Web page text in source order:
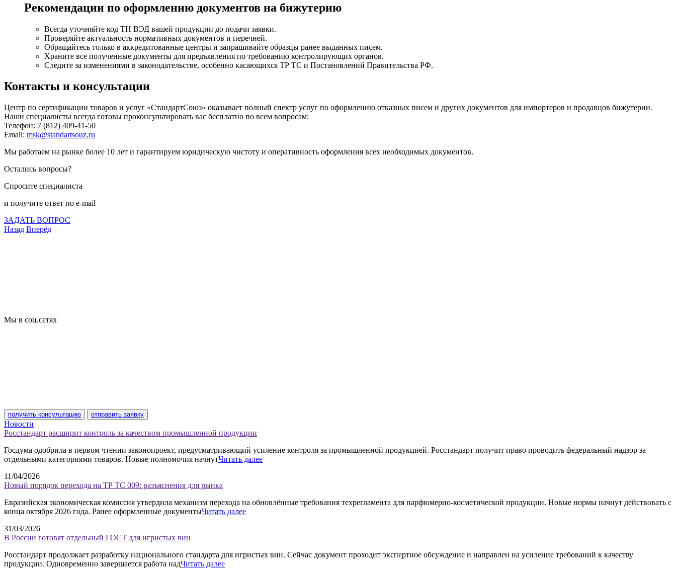
Рекомендации по оформлению документов на бижутерию
Всегда уточняйте код ТН ВЭД вашей продукции до подачи заявки.
Проверяйте актуальность нормативных документов и перечней.
Обращайтесь только в аккредитованные центры и запрашивайте образцы ранее выданных писем.
Храните все полученные документы для предъявления по требованию контролирующих органов.
Следите за изменениями в законодательстве, особенно касающихся ТР ТС и Постановлений Правительства РФ.
Контакты и консультации
Центр по сертификации товаров и услуг «СтандартСоюз» оказывает полный спектр услуг по оформлению отказных писем и других документов для импортеров и продавцов бижутерии.
Наши специалисты всегда готовы проконсультировать вас бесплатно по всем вопросам:
Телефон: 7 (812) 409-41-50
Email: msk@standartsouz.ru
Мы работаем на рынке более 10 лет и гарантируем юридическую чистоту и оперативность оформления всех необходимых документов.
Остались вопросы?
Спросите специалиста
и получите ответ по e-mail
ЗАДАТЬ ВОПРОС
Назад Вперёд
Мы в соц.сетях
получить консультацию отправить заявку
Новости
Росстандарт расширит контроль за качеством промышленной продукции
Госдума одобрила в первом чтении законопроект, предусматривающий усиление контроля за промышленной продукцией. Росстандарт получит право проводить федеральный надзор за
отдельными категориями товаров. Новые полномочия начнутЧитать далее
11/04/2026
Новый порядок перехода на ТР ТС 009: разъяснения для рынка
Евразийская экономическая комиссия утвердила механизм перехода на обновлённые требования техрегламента для парфюмерно-косметической продукции. Новые нормы начнут действовать с
конца октября 2026 года. Ранее оформленные документыЧитать далее
31/03/2026
В России готовят отдельный ГОСТ для игристых вин
Росстандарт продолжает разработку национального стандарта для игристых вин. Сейчас документ проходит экспертное обсуждение и направлен на усиление требований к качеству
продукции. Одновременно завершается работа надЧитать далее